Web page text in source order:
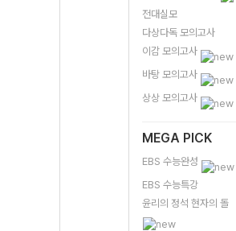
전대실모
다상다독 모의고사
이감 모의고사
바탕 모의고사
상상 모의고사
MEGA PICK
EBS 수능완성
EBS 수능특강
윤리의 정석 현자의 돌